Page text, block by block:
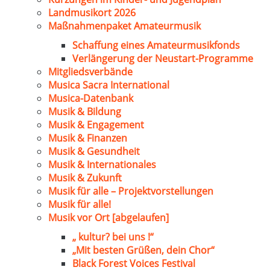
Landmusikort 2026
Maßnahmenpaket Amateurmusik
Schaffung eines Amateurmusikfonds
Verlängerung der Neustart-Programme
Mitgliedsverbände
Musica Sacra International
Musica-Datenbank
Musik & Bildung
Musik & Engagement
Musik & Finanzen
Musik & Gesundheit
Musik & Internationales
Musik & Zukunft
Musik für alle – Projektvorstellungen
Musik für alle!
Musik vor Ort [abgelaufen]
„ kultur? bei uns !“
„Mit besten Grüßen, dein Chor“
Black Forest Voices Festival